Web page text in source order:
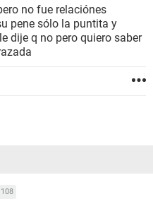
no fue relaciónes
pene sólo la puntita y
dije q no pero quiero saber